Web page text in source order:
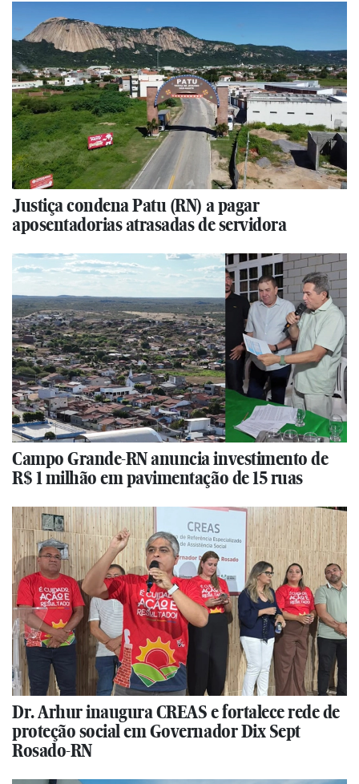
Justiça condena Patu (RN) a pagar
aposentadorias atrasadas de servidora
Campo Grande-RN anuncia investimento de
R$ 1 milhão em pavimentação de 15 ruas
Dr. Arhur inaugura CREAS e fortalece rede de
proteção social em Governador Dix Sept
Rosado-RN